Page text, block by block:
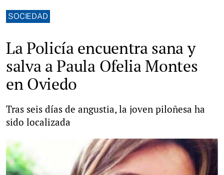
SOCIEDAD
La Policía encuentra sana y
salva a Paula Ofelia Montes
en Oviedo
Tras seis días de angustia, la joven piloñesa ha
sido localizada